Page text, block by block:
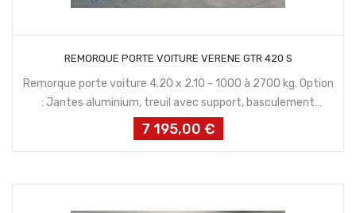
REMORQUE PORTE VOITURE VERENE GTR 420 S
Remorque porte voiture 4.20 x 2.10 - 1000 à 2700 kg. Option
: Jantes aluminium, treuil avec support, basculement
hydraulique
Prix
7 195,00 €